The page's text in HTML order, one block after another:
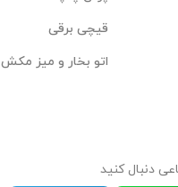
قیچی برقی
اتو بخار و میز مکش
دنبال کنید